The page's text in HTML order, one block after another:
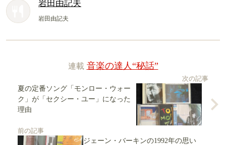
岩田由記夫
岩田由記夫
連載 音楽の達人“秘話”
次の記事
夏の定番ソング「モンロー・ウォー
ク」が「セクシー・ユー」になった
理由
前の記事
ジェーン・バーキンの1992年の思い